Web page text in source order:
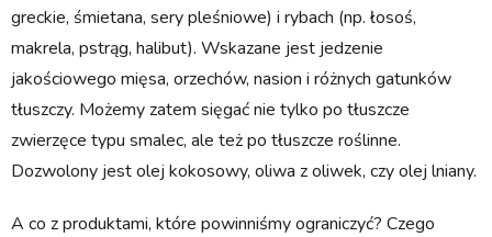
greckie, śmietana, sery pleśniowe) i rybach (np. łosoś,
makrela, pstrąg, halibut). Wskazane jest jedzenie
jakościowego mięsa, orzechów, nasion i różnych gatunków
tłuszczy. Możemy zatem sięgać nie tylko po tłuszcze
zwierzęce typu smalec, ale też po tłuszcze roślinne.
Dozwolony jest olej kokosowy, oliwa z oliwek, czy olej lniany.
A co z produktami, które powinniśmy ograniczyć? Czego